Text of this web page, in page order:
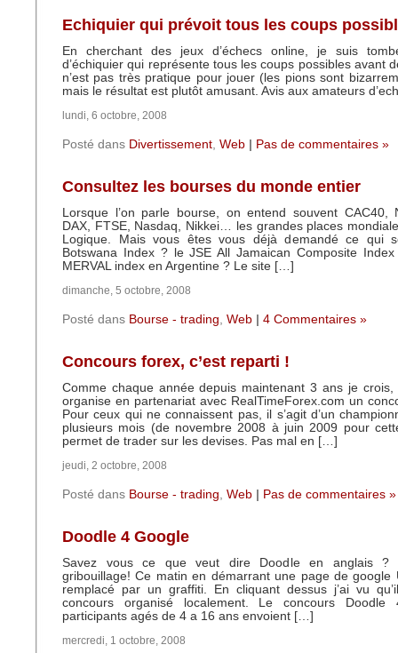
Echiquier qui prévoit tous les coups
En cherchant des jeux d’échecs online, je suis
d’échiquier qui représente tous les coups possibles avant
n’est pas très pratique pour jouer (les pions sont
mais le résultat est plutôt amusant. Avis aux amateurs
lundi, 6 octobre, 2008
Posté dans Divertissement, Web Pas de commentaires »
Consultez les bourses du monde entier
Lorsque l’on parle bourse, on entend souvent CAC40,
DAX, FTSE, Nasdaq, Nikkei… les grandes places
Logique. Mais vous êtes vous déjà demandé ce qui
Botswana Index ? le JSE All Jamaican Composite
MERVAL index en Argentine ? Le site […]
dimanche, 5 octobre, 2008
Posté dans Bourse - trading, Web 4 Commentaires »
Concours forex, c’est reparti !
Comme chaque année depuis maintenant 3 ans je crois,
organise en partenariat avec RealTimeForex.com un
Pour ceux qui ne connaissent pas, il s’agit d’un
plusieurs mois (de novembre 2008 à juin 2009 pour
permet de trader sur les devises. Pas mal en […]
jeudi, 2 octobre, 2008
Posté dans Bourse - trading, Web Pas de commentaires »
Doodle 4 Google
Savez vous ce que veut dire Doodle en anglais ?
gribouillage! Ce matin en démarrant une page de google
remplacé par un graffiti. En cliquant dessus j’ai vu qu’il
concours organisé localement. Le concours Doodle
participants agés de 4 a 16 ans envoient […]
mercredi, 1 octobre, 2008